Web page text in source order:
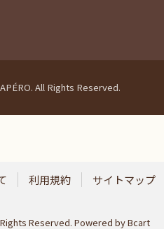
All Rights Reserved.
利用規約 サイトマップ
Reserved. Powered byBcart